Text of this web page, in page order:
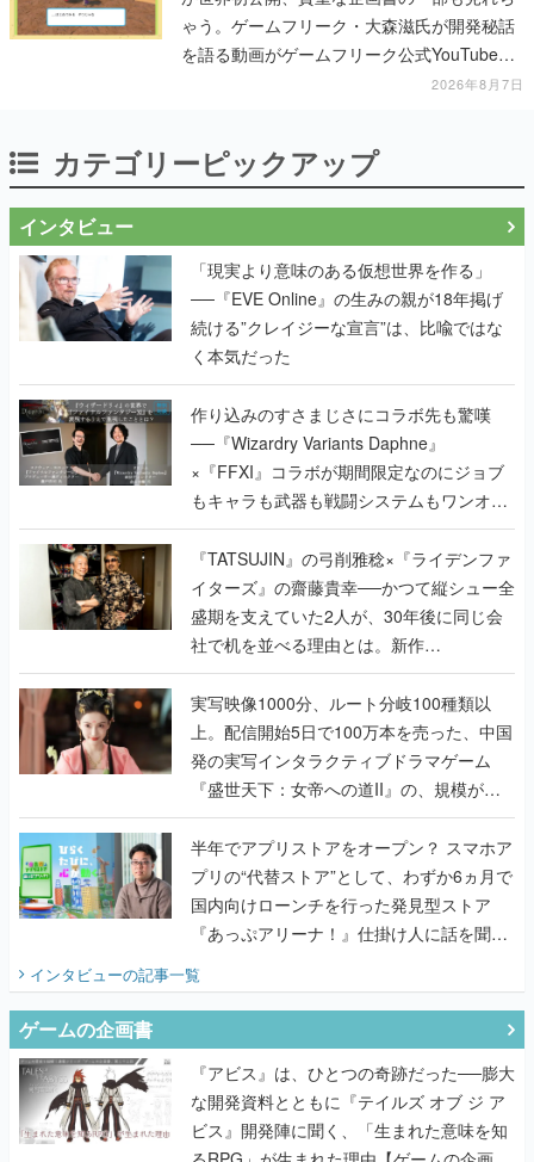
ゃう。ゲームフリーク・大森滋氏が開発秘話
を語る動画がゲームフリーク公式YouTubeで
2026年8月7日
カテゴリーピックアップ
インタビュー
「現実より意味のある仮想世界を作る」
──『EVE Online』の生みの親が18年掲げ
続ける”クレイジーな宣言”は、比喩ではな
く本気だった
作り込みのすさまじさにコラボ先も驚嘆
──『Wizardry Variants Daphne』
×『FFXI』コラボが期間限定なのにジョブ
もキャラも武器も戦闘システムもワンオフ
で作り込まれた理由を両ディレクターに聞
く
『TATSUJIN』の弓削雅稔×『ライデンファ
イターズ』の齋藤貴幸──かつて縦シュー全
盛期を支えていた2人が、30年後に同じ会
社で机を並べる理由とは。新作
『TATSUJIN EXTREME』で初タッグを組
んだレジェンド2人に訊く開発秘話
実写映像1000分、ルート分岐100種類以
上。配信開始5日で100万本を売った、中国
発の実写インタラクティブドラマゲーム
『盛世天下：女帝への道II』の、規模が違
うこだわりをプロデューサーに聞いた
半年でアプリストアをオープン？ スマホア
プリの“代替ストア”として、わずか6ヵ月で
国内向けローンチを行った発見型ストア
『あっぷアリーナ！』仕掛け人に話を聞い
インタビューの記事一覧
ゲームの企画書
『アビス』は、ひとつの奇跡だった──膨大
な開発資料とともに『テイルズ オブ ジ ア
ビス』開発陣に聞く、「生まれた意味を知